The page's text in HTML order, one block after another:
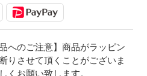
へのご注意】商品がラッピン
りさせて頂くことがございま
くお願い致します。